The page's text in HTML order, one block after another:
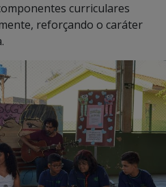
curriculares
reforçando o caráter